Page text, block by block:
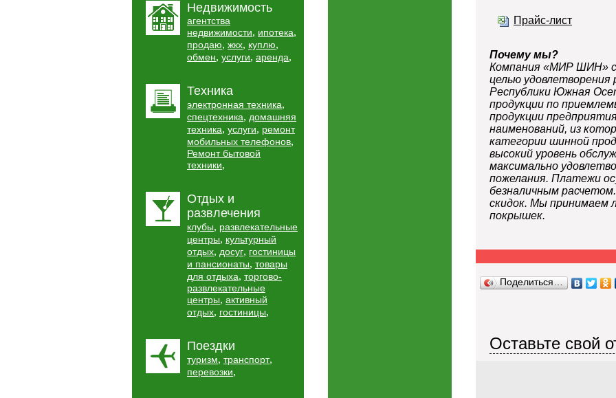
Недвижимость
агентства
недвижимости, ипотека,
продаю, жкх, куплю,
обмен, услуги, аренда,
Техника
электронная техника,
спецтехника, домашняя
техника, услуги, ремонт
мобильных телефонов,
Ремонт бытовой
техники,
Отдых и
развлечения
клубы, развлекательные
центры, культурный
отдых, досуг, гостиницы
и пансионаты, товары
для отдыха, торгово-
развлекательные
центры, активный
отдых, гостиницы,
Поездки
туризм, транспорт,
перевозки,
Прайс-лист
Почему мы?
Компания «МИР ШИН»
целью удовлетворения
Республики Южная
продукции по
продукции
наименований, из
категории шинной
высокий уровень
максимально
пожелания. Платежи
безналичным
скидок. Мы принимаем
покрышек.
Поделиться…
Оставьте свой